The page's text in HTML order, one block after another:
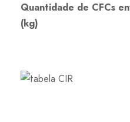
Quantidade de CFCs
(kg)